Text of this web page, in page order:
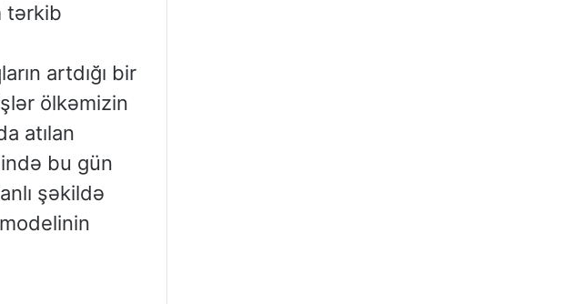
tərkib
artdığı bir
ölkəmizin
atılan
bu gün
şəkildə